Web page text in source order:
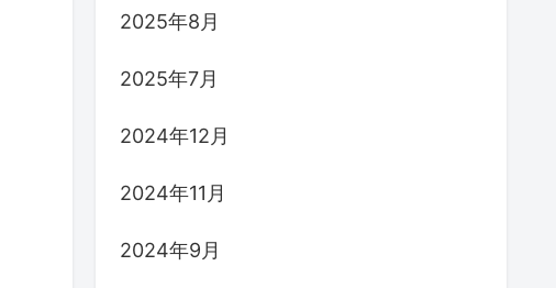
2025年8月
2025年7月
2024年12月
2024年11月
2024年9月